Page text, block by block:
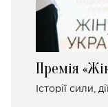
Премія
Історії сили,